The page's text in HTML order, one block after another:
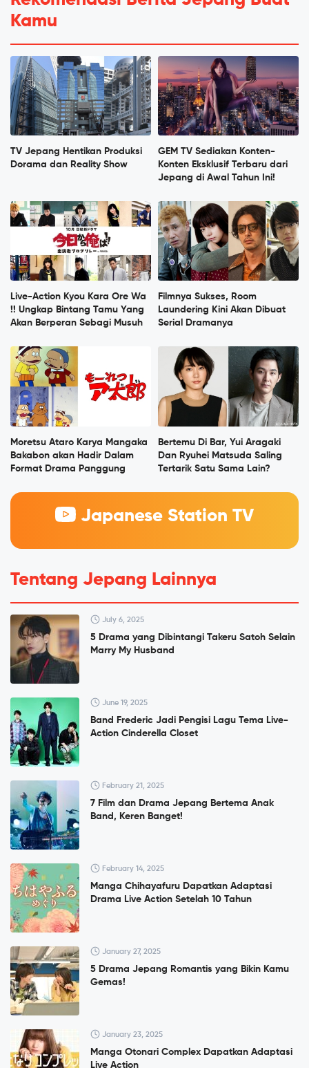
Kamu
TV Jepang Hentikan Produksi
Dorama dan Reality Show
GEM TV Sediakan Konten-
Konten Eksklusif Terbaru dari
Jepang di Awal Tahun Ini!
Live-Action Kyou Kara Ore Wa
!! Ungkap Bintang Tamu Yang
Akan Berperan Sebagi Musuh
Filmnya Sukses, Room
Laundering Kini Akan Dibuat
Serial Dramanya
Moretsu Ataro Karya Mangaka
Bakabon akan Hadir Dalam
Format Drama Panggung
Bertemu Di Bar, Yui Aragaki
Dan Ryuhei Matsuda Saling
Tertarik Satu Sama Lain?
Japanese Station TV
Tentang Jepang Lainnya
July 6, 2025
5 Drama yang Dibintangi Takeru Satoh Selain
Marry My Husband
June 19, 2025
Band Frederic Jadi Pengisi Lagu Tema Live-
Action Cinderella Closet
February 21, 2025
7 Film dan Drama Jepang Bertema Anak
Band, Keren Banget!
February 14, 2025
Manga Chihayafuru Dapatkan Adaptasi
Drama Live Action Setelah 10 Tahun
January 27, 2025
5 Drama Jepang Romantis yang Bikin Kamu
Gemas!
January 23, 2025
Manga Otonari Complex Dapatkan Adaptasi
Live Action